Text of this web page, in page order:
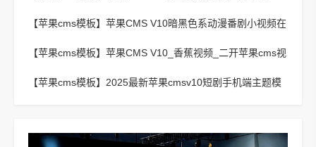
【苹果cms模板】 苹果CMS V10暗黑色系动漫番剧小视频在
【苹果cms模板】 苹果CMS V10_香蕉视频_二开苹果cms视
【苹果cms模板】 2025最新苹果cmsv10短剧手机端主题模